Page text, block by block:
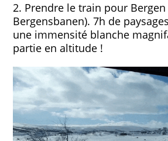
2. Prendre le train pour
Bergensbanen). 7h de
une immensité blanche
partie en altitude !